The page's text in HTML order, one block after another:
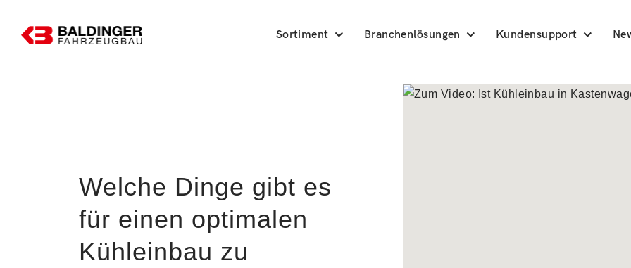
Sortiment Branchenlösungen Kundensupport
Welche Dinge gibt es
für einen optimalen
Kühleinbau zu